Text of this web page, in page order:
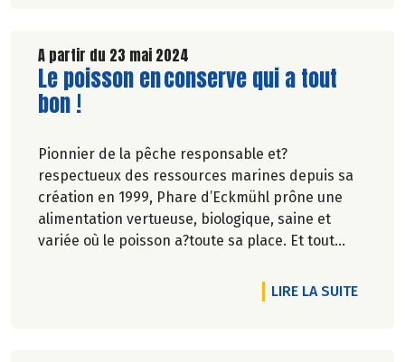
Découvrez celui de Juin 2024 !
A partir du 23 mai 2024
Lire la suite de l'article
Le poisson en conserve qui a tout
bon !
Pionnier de la pêche responsable et?
respectueux des ressources marines depuis sa
création en 1999, Phare d’Eckmühl prône une
alimentation vertueuse, biologique, saine et
variée où le poisson a?toute sa place. Et tout
LIRE LA SUITEDE